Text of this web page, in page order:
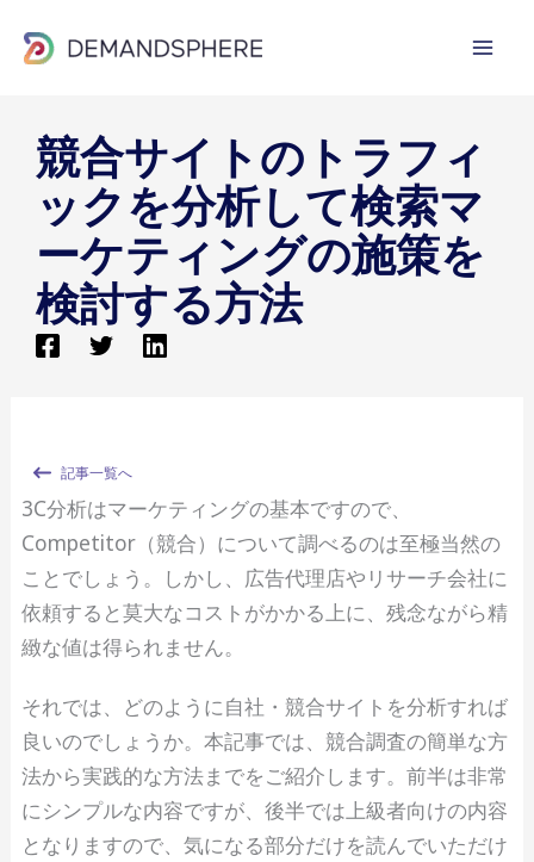
競合サイトのトラフィ
ックを分析して検索マ
ーケティングの施策を
検討する方法
記事一覧へ
3C分析はマーケティングの基本ですので、
Competitor（競合）について調べるのは至極当然の
ことでしょう。しかし、広告代理店やリサーチ会社に
依頼すると莫大なコストがかかる上に、残念ながら精
緻な値は得られません。
それでは、どのように自社・競合サイトを分析すれば
良いのでしょうか。本記事では、競合調査の簡単な方
法から実践的な方法までをご紹介します。前半は非常
にシンプルな内容ですが、後半では上級者向けの内容
となりますので、気になる部分だけを読んでいただけ